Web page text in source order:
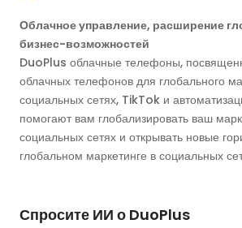
Облачное управление, расширение
бизнес-возможностей
DuoPlus облачные телефоны,
облачных телефонов для глобального
социальных сетях, TikTok и
помогают вам глобализировать ваш
социальных сетях и открывать новые
глобальном маркетинге в социальных
Спросите ИИ о DuoPlus